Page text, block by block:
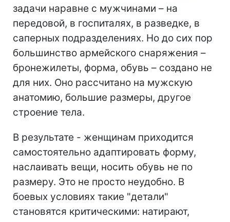
задачи наравне с мужчинами – на
передовой, в госпиталях, в разведке, в
саперных подразделениях. Но до сих пор
большинство армейского снаряжения –
бронежилеты, форма, обувь – создано не
для них. Оно рассчитано на мужскую
анатомию, большие размеры, другое
строение тела.
В результате - женщинам приходится
самостоятельно адаптировать форму,
наслаивать вещи, носить обувь не по
размеру. Это не просто неудобно. В
боевых условиях такие "детали"
становятся критическими: натирают,